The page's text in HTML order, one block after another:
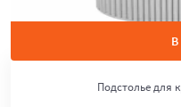
Подстолье для